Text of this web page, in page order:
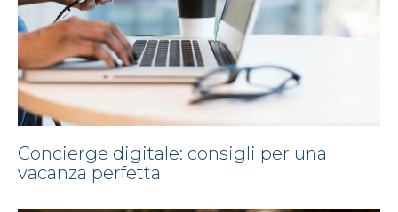
Concierge digitale: consigli per una
vacanza perfetta